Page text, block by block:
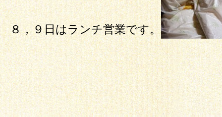
８，９日はランチ営業です。